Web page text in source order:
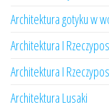
Architektura gotyku w
Architektura I
Architektura I
Architektura Lusaki